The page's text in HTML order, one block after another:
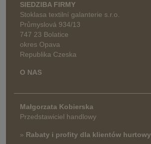
SIEDZIBA FIRMY
Stoklasa textilní galanterie s.r.o.
Průmyslová 934/13
747 23 Bolatice
okres Opava
Republika Czeska
O NAS
Małgorzata Kobierska
Przedstawiciel handlowy
» Rabaty i profity dla klientów